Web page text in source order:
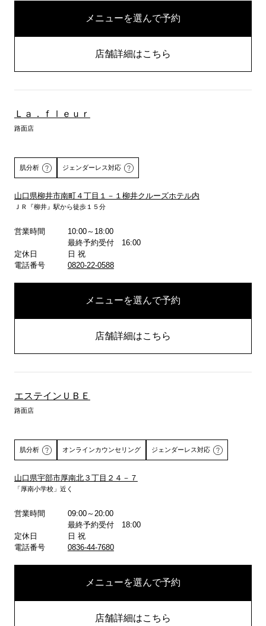
メニューを選んで予約
店舗詳細はこちら
Ｌａ．ｆｌｅｕｒ
路面店
肌分析 ジェンダーレス対応
山口県柳井市南町４丁目１－１柳井クルーズホテル内
ＪＲ『柳井』駅から徒歩１５分
営業時間
10:00～18:00
最終予約受付 16:00
定休日
日 祝
電話番号
0820-22-0588
メニューを選んで予約
店舗詳細はこちら
エステインＵＢＥ
路面店
肌分析 オンラインカウンセリング ジェンダーレス対応
山口県宇部市厚南北３丁目２４－７
「厚南小学校」近く
営業時間
09:00～20:00
最終予約受付 18:00
定休日
日 祝
電話番号
0836-44-7680
メニューを選んで予約
店舗詳細はこちら